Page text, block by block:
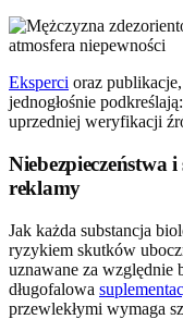
Eksperci oraz
jednogłośnie
uprzedniej weryfikacji
Niebezpieczeństwa
reklamy
Jak każda substancja
ryzykiem skutków
uznawane za względnie
długofalowa
przewlekłymi wymaga